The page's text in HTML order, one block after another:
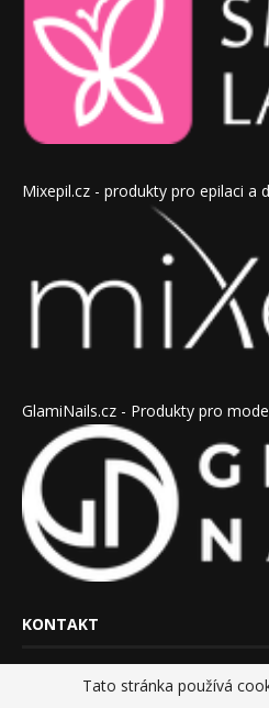
Tato stránka používá
Mixepil.cz - produkty pro epilaci a
GlamiNails.cz - Produkty pro
KONTAKT